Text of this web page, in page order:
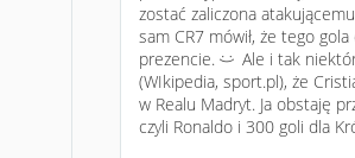
zostać zaliczona
sam CR7 mówił, że tego
prezencie.
:)
Ale i tak
(WIkipedia, sport.pl), że
w Realu Madryt. Ja obstaję
czyli Ronaldo i 300 goli dla